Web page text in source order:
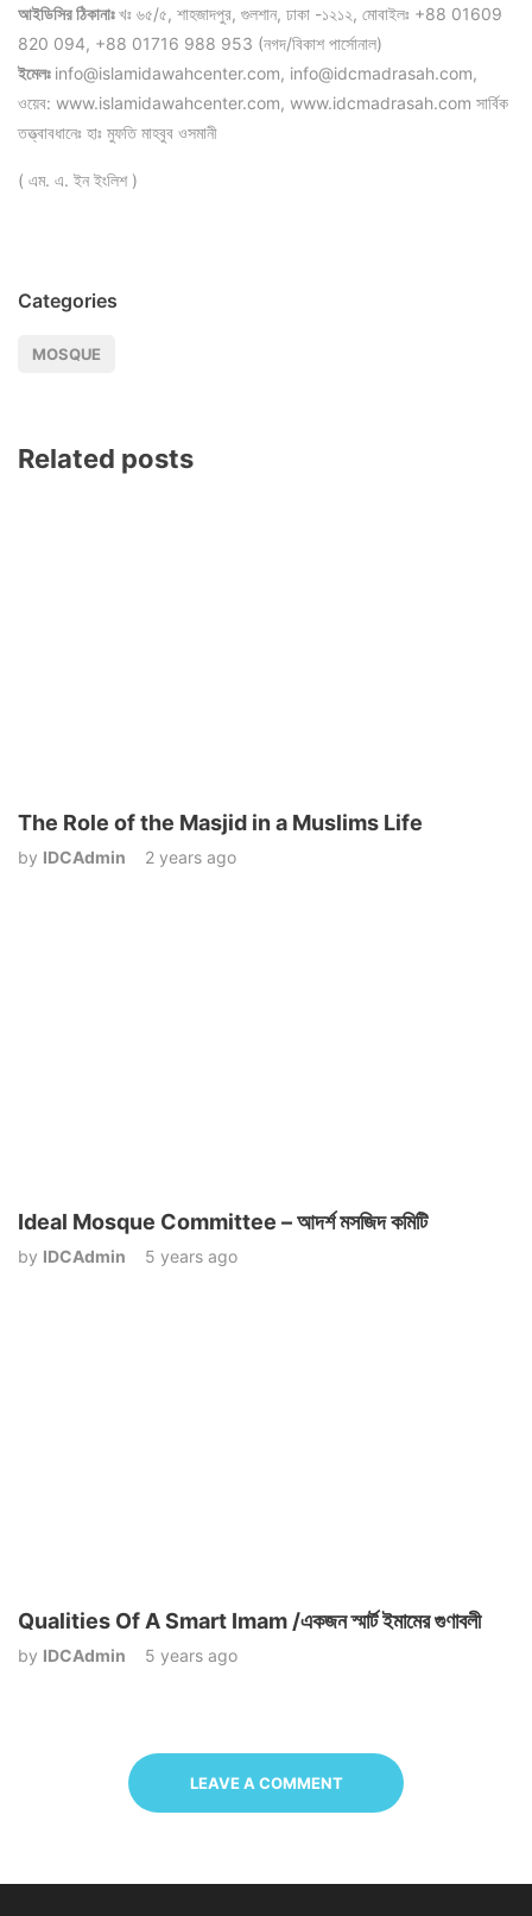
আইডিসির ঠিকানাঃখঃ ৬৫/৫, শাহজাদপুর, গুলশান, ঢাকা -১২১২, মোবাইলঃ +88 01609
820 094, +88 01716 988 953 (নগদ/বিকাশ পার্সোনাল)
ইমেলঃ info@islamidawahcenter.com, info@idcmadrasah.com,
ওয়েব: www.islamidawahcenter.com, www.idcmadrasah.com সার্বিক
তত্ত্বাবধানেঃ হাঃ মুফতি মাহবুব ওসমানী
( এম. এ. ইন ইংলিশ )
Categories
MOSQUE
Related posts
The Role of the Masjid in a Muslims Life
by IDCAdmin 2 years ago
Ideal Mosque Committee – আদর্শ মসজিদ কমিটি
by IDCAdmin 5 years ago
Qualities Of A Smart Imam /একজন স্মার্ট ইমামের গুণাবলী
by IDCAdmin 5 years ago
LEAVE A COMMENT